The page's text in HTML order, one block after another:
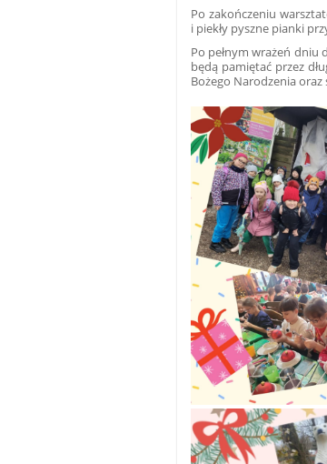
Po zakończeniu
i piekły pyszne pianki
Po pełnym wrażeń dniu
będą pamiętać przez
Bożego Narodzenia oraz